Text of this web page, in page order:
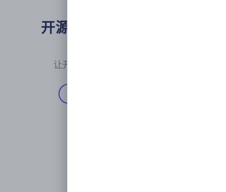
开源企业级开发者门户
让开发者聚焦业务价值的实现